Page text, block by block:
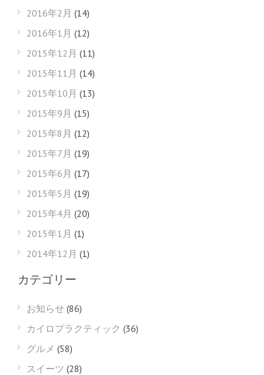
2016年2月 (14)
2016年1月 (12)
2015年12月 (11)
2015年11月 (14)
2015年10月 (13)
2015年9月 (15)
2015年8月 (12)
2015年7月 (19)
2015年6月 (17)
2015年5月 (19)
2015年4月 (20)
2015年1月 (1)
2014年12月 (1)
カテゴリー
お知らせ (86)
カイロプラクティック (36)
グルメ (58)
スイーツ (28)